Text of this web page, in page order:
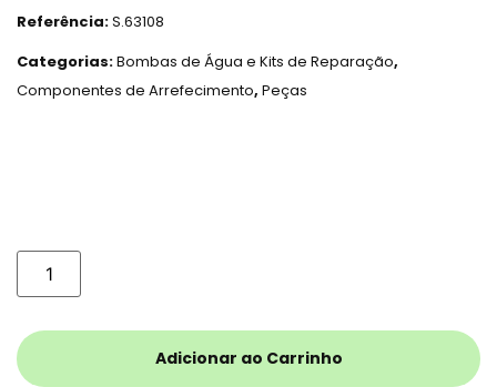
Referência:S.63108
Categorias:Bombas de Água e Kits de Reparação,
Componentes de Arrefecimento, Peças
Adicionar ao Carrinho